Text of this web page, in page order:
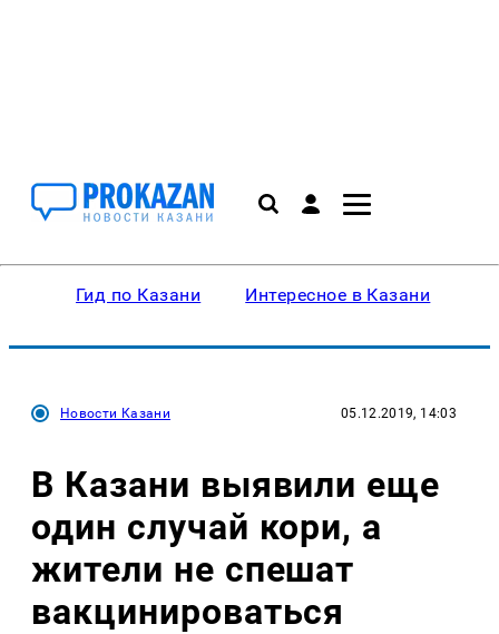
Гид по Казани Интересное в Казани
Новости Казани 05.12.2019, 14:03
В Казани выявили еще
один случай кори, а
жители не спешат
вакцинироваться